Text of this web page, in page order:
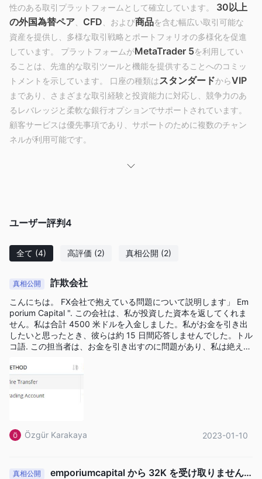
性のある取引プラットフォームとして確立しています。 30以上
の外国為替ペア
CFD 、および商品を含む幅広い取引可能な
資産を提供し、多様な取引戦略とポートフォリオの多様化を促進
しています。 プラットフォームがMetaTrader 5を利用してい
ることは、先進的な取引ツールと機能を提供することへのコミッ
トメントを示しています。 口座の種類はスタンダードからVIP
まであり、さまざまな取引経験と投資能力に対応し、競争力のあ
るレバレッジと柔軟な銀行オプションでサポートされています。
顧客サービスは優先事項であり、サポートのために複数のチャン
ネルが利用可能です。
Emporium Capitalは合法ですか？
テータスにより、Emporium CapitalはCySECが求める金融基準と
キュリティと監督レベルが提供されます。
利点と欠点
Emporium Capitalは、キプロス証券取引委員会（CySEC）によっ
て規制されており、規制されたプラットフォームを求めるトレー
ダーに対する監督とコンプライアンスのレベルを示しています。
外国為替、CFD、商品などの取引可能な資産の幅広さと、
MetaTrader 5プラットフォームの提供により、さまざまな取引機
会が提供されています。プラットフォームは、最大500：1のレバ
レッジやプロモーションボーナスを含むさまざまな機能を備えた
複数のアカウントタイプを提供しています。ただし、包括的な教
切にサポートできない可能性があり、多機能や資産の選択肢がト
レードに新しい人にとっては圧倒的になる可能性があります。
取引インストゥルメンツ
ユーザー評判4
全て (4) 高評価 (2) 真相公開 (2)
真相公開 詐欺会社
こんにちは。 FX会社で抱えている問題について説明します」 Em
porium Capital ". この会社は、私が投資した資本を返してくれま
せん。私は合計 4500 米ドルを入金しました。私がお金を引き出
したいと思ったとき、彼らは約 15 日間応答しませんでした。トル
コ語. この担当者は、お金を引き出すのに問題があり、私は絶えず
00 米ドルあります。最後の残りのお金を引き出す注文を 7 日前に
作成しましたが、何度も電話をかけたにもかかわらず、最後のお
あなたのキャピタルバック。
Özgür Karakaya 2023-01-10
真相公開
emporiumcapital から 32K を受け取りません